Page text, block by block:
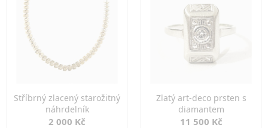
Stříbrný zlacený starožitný
náhrdelník
2 000 Kč
Zlatý art-deco prsten s
diamantem
11 500 Kč